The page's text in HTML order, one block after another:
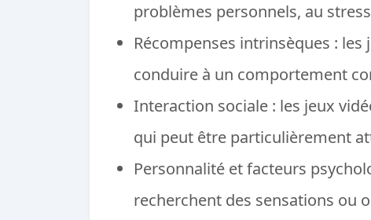
problèmes personnels, au
Récompenses intrinsèques :
conduire à un comportement
Interaction sociale : les jeux
qui peut être particulièrement
Personnalité et facteurs
recherchent des sensations ou